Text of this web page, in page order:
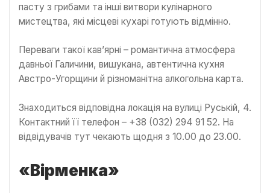
пасту з грибами та інші витвори кулінарного
мистецтва, які місцеві кухарі готують відмінно.
Переваги такої кав’ярні – романтична атмосфера
давньої Галичини, вишукана, автентична кухня
Австро-Угорщини й різноманітна алкогольна карта.
Знаходиться відповідна локація на вулиці Руській, 4.
Контактний її телефон – +38 (032) 294 91 52. На
відвідувачів тут чекають щодня з 10.00 до 23.00.
«Вірменка»